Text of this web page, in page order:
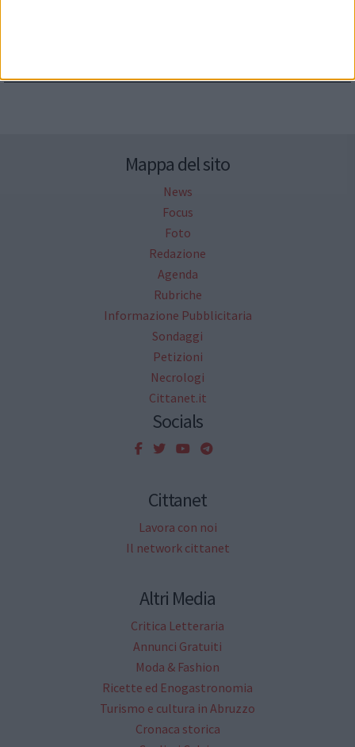
Mappa del sito
News
Focus
Foto
Redazione
Agenda
Rubriche
Informazione Pubblicitaria
Sondaggi
Petizioni
Necrologi
Cittanet.it
Socials
Cittanet
Lavora con noi
Il network cittanet
Altri Media
Critica Letteraria
Annunci Gratuiti
Moda & Fashion
Ricette ed Enogastronomia
Turismo e cultura in Abruzzo
Cronaca storica